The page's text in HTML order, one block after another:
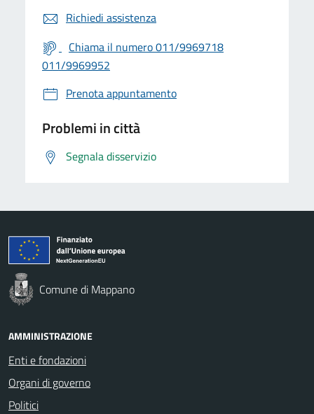
Richiedi assistenza
Chiama il numero 011/9969718
011/9969952
Prenota appuntamento
Problemi in città
Segnala disservizio
Comune di Mappano
AMMINISTRAZIONE
Enti e fondazioni
Organi di governo
Politici